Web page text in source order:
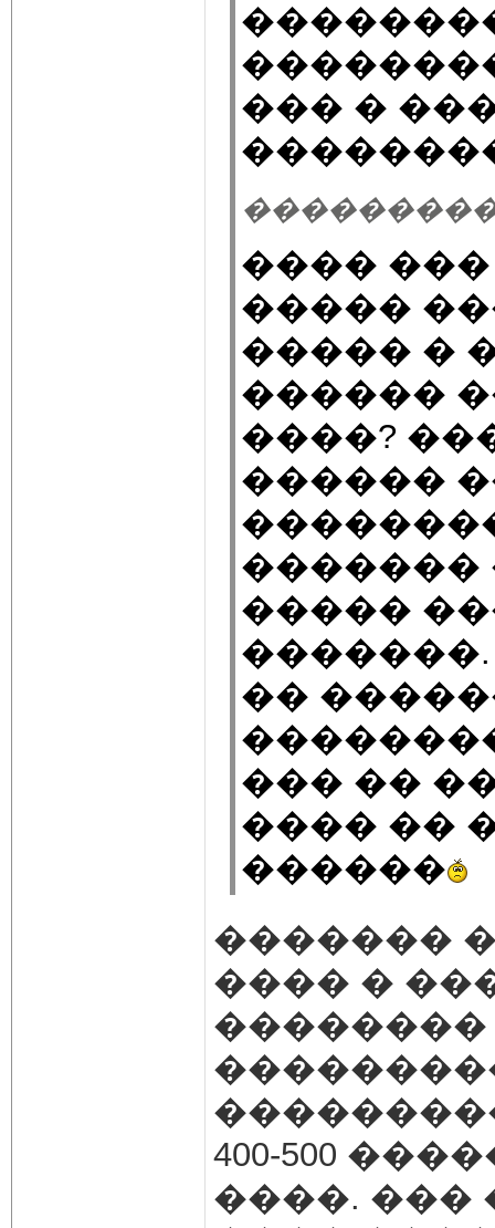
��� �
���������
����
�����
����� �
������
����?
������
�������
�����
��
��� ��
���� ��
������
�������
���� �
��������
400-500
����. ���